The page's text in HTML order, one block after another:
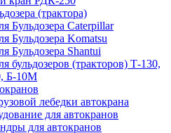
(трактора)
Бульдозера Caterpillar
Бульдозера Komatsu
Бульдозера Shantui
бульдозеров (тракторов) Т-130,
Б-10М
лебедки автокрана
для автокранов
для автокранов